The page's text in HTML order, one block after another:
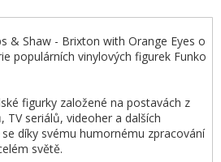
& Shaw - Brixton with Orange Eyes o
populárních vinylových figurek Funko
figurky založené na postavách z
seriálů, videoher a dalších
díky svému humornému zpracování
světě.